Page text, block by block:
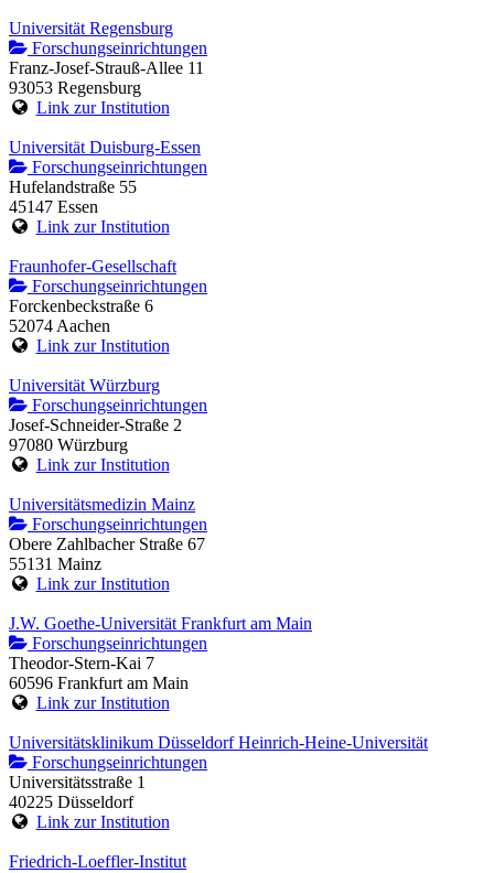
Universität Regensburg
Forschungseinrichtungen
Franz-Josef-Strauß-Allee 11
93053 Regensburg
Link zur Institution
Universität Duisburg-Essen
Forschungseinrichtungen
Hufelandstraße 55
45147 Essen
Link zur Institution
Fraunhofer-Gesellschaft
Forschungseinrichtungen
Forckenbeckstraße 6
52074 Aachen
Link zur Institution
Universität Würzburg
Forschungseinrichtungen
Josef-Schneider-Straße 2
97080 Würzburg
Link zur Institution
Universitätsmedizin Mainz
Forschungseinrichtungen
Obere Zahlbacher Straße 67
55131 Mainz
Link zur Institution
J.W. Goethe-Universität Frankfurt am Main
Forschungseinrichtungen
Theodor-Stern-Kai 7
60596 Frankfurt am Main
Link zur Institution
Universitätsklinikum Düsseldorf Heinrich-Heine-Universität
Forschungseinrichtungen
Universitätsstraße 1
40225 Düsseldorf
Link zur Institution
Friedrich-Loeffler-Institut